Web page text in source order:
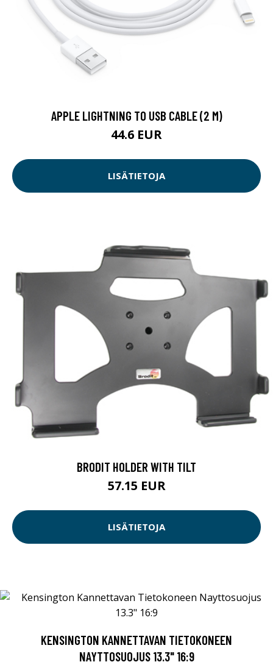
APPLE LIGHTNING TO USB CABLE (2 M)
44.6 EUR
LISÄTIETOJA
BRODIT HOLDER WITH TILT
57.15 EUR
LISÄTIETOJA
KENSINGTON KANNETTAVAN TIETOKONEEN
NAYTTOSUOJUS 13.3" 16:9